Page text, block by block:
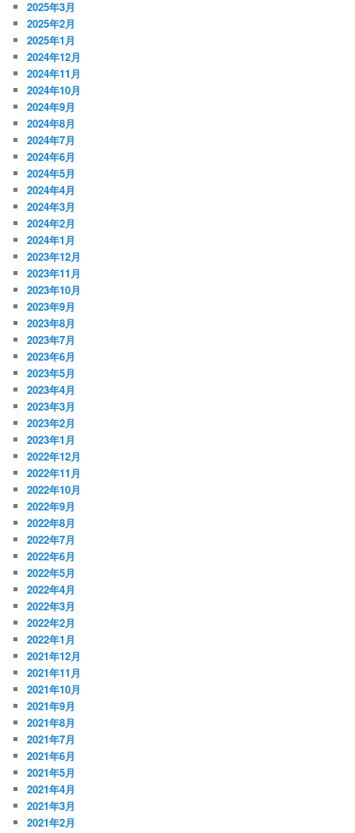
2025年3月
2025年2月
2025年1月
2024年12月
2024年11月
2024年10月
2024年9月
2024年8月
2024年7月
2024年6月
2024年5月
2024年4月
2024年3月
2024年2月
2024年1月
2023年12月
2023年11月
2023年10月
2023年9月
2023年8月
2023年7月
2023年6月
2023年5月
2023年4月
2023年3月
2023年2月
2023年1月
2022年12月
2022年11月
2022年10月
2022年9月
2022年8月
2022年7月
2022年6月
2022年5月
2022年4月
2022年3月
2022年2月
2022年1月
2021年12月
2021年11月
2021年10月
2021年9月
2021年8月
2021年7月
2021年6月
2021年5月
2021年4月
2021年3月
2021年2月